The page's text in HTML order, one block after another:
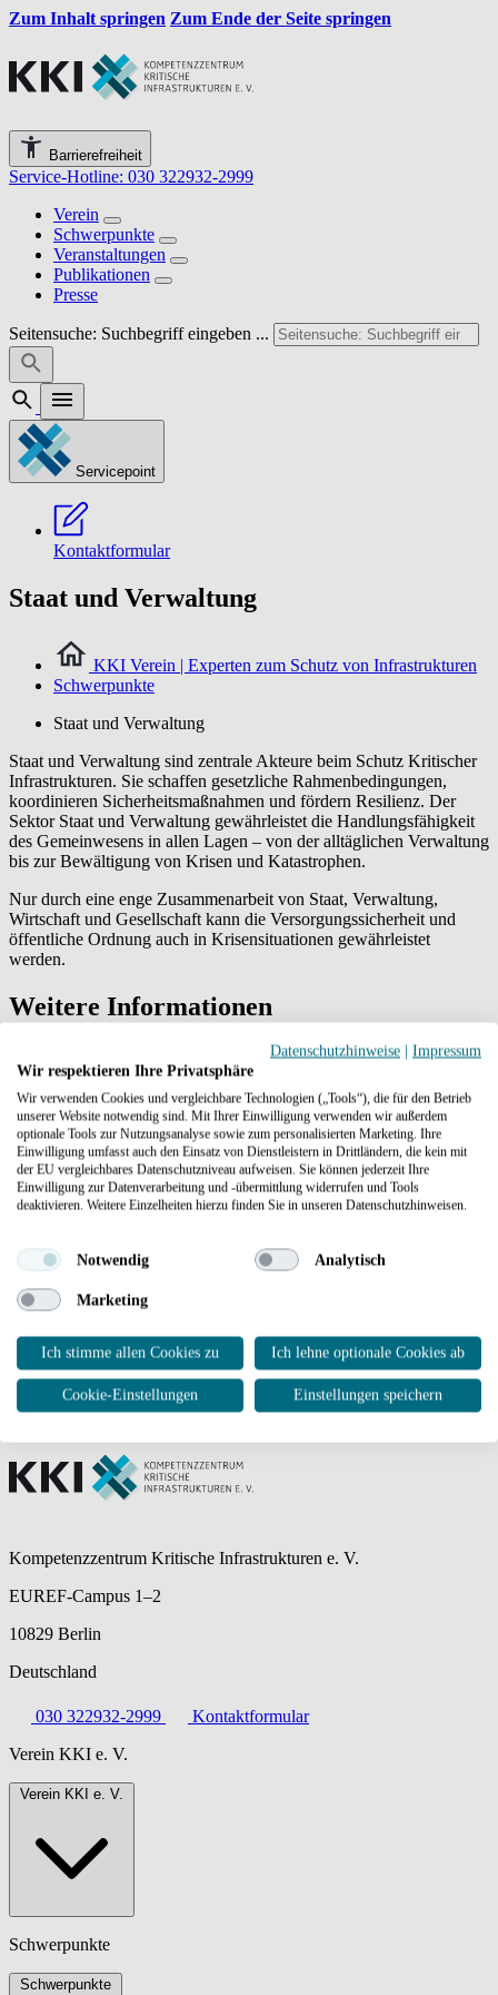
Zum Inhalt springen Zum Ende der Seite springen
Barrierefreiheit
Service-Hotline: 030 322932-2999
Verein
Schwerpunkte
Veranstaltungen
Publikationen
Presse
Seitensuche: Suchbegriff eingeben ...
Servicepoint
Kontaktformular
Staat und Verwaltung
KKI Verein | Experten zum Schutz von Infrastrukturen
Schwerpunkte
Staat und Verwaltung
Staat und Verwaltung sind zentrale Akteure beim Schutz Kritischer
Infrastrukturen. Sie schaffen gesetzliche Rahmenbedingungen,
koordinieren Sicherheitsmaßnahmen und fördern Resilienz. Der
Sektor Staat und Verwaltung gewährleistet die Handlungsfähigkeit
des Gemeinwesens in allen Lagen – von der alltäglichen Verwaltung
bis zur Bewältigung von Krisen und Katastrophen.
Nur durch eine enge Zusammenarbeit von Staat, Verwaltung,
Wirtschaft und Gesellschaft kann die Versorgungssicherheit und
öffentliche Ordnung auch in Krisensituationen gewährleistet
werden.
Weitere Informationen
Politik
Kommunen und Verwaltung
Kompetenzzentrum Kritische Infrastrukturen e. V.
EUREF-Campus 1–2
10829 Berlin
Deutschland
030 322932-2999
Kontaktformular
Verein KKI e. V.
Verein KKI e. V.
Schwerpunkte
Schwerpunkte
Datenschutzhinweise | Impressum
Wir respektieren Ihre Privatsphäre
Wir verwenden Cookies und vergleichbare Technologien („Tools“), die für den Betrieb
unserer Website notwendig sind. Mit Ihrer Einwilligung verwenden wir außerdem
optionale Tools zur Nutzungsanalyse sowie zum personalisierten Marketing. Ihre
Einwilligung umfasst auch den Einsatz von Dienstleistern in Drittländern, die kein mit
der EU vergleichbares Datenschutzniveau aufweisen. Sie können jederzeit Ihre
Einwilligung zur Datenverarbeitung und -übermittlung widerrufen und Tools
deaktivieren. Weitere Einzelheiten hierzu finden Sie in unseren Datenschutzhinweisen.
Notwendig Analytisch
Marketing
Ich stimme allen Cookies zu Ich lehne optionale Cookies ab
Cookie-Einstellungen Einstellungen speichern